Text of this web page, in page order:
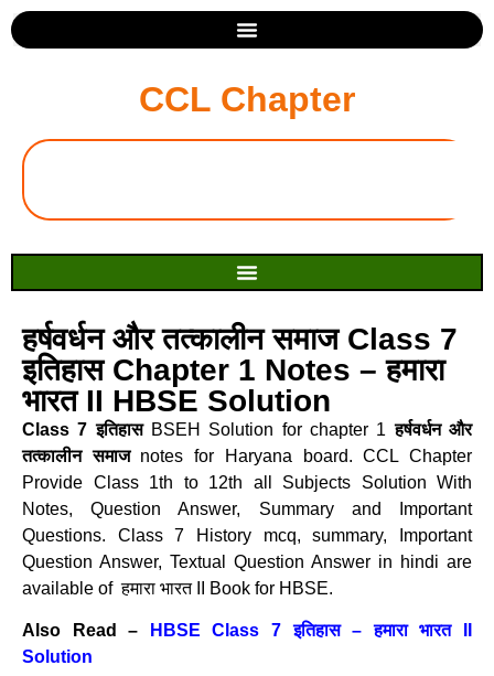
CCL Chapter
हर्षवर्धन और तत्कालीन समाज Class 7
इतिहास Chapter 1 Notes – हमारा
भारत II HBSE Solution
Class 7 इतिहासBSEH Solution for chapter 1हर्षवर्धन और
तत्कालीन समाजnotes for Haryana board. CCL Chapter
Provide Class 1th to 12th all Subjects Solution With
Notes, Question Answer, Summary and Important
Questions. Class 7 History mcq, summary, Important
Question Answer, Textual Question Answer in hindi are
available of हमारा भारत II Book for HBSE.
Also Read –
HBSE Class 7 इतिहास – हमारा भारत II
Solution